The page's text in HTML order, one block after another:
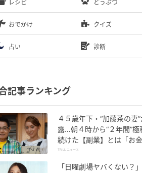
レシピ どうぶつ
おでかけ クイズ
占い 診断
記事ランキング
４５歳年下・“加藤茶の妻
露…朝４時から“２年間”極
続けた【副業】とは「お
ぐのって大変」
TRILL ニュース
「日曜劇場ヤバくない？